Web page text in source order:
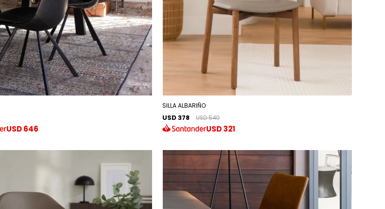
USD646
SILLA ALBARIÑO
USD 378 USD 540
USD321